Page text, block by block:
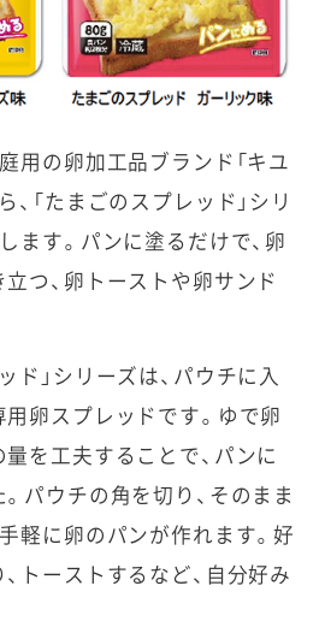
用の卵加工品ブランド「キユ
、「たまごのスプレッド」シリ
ます。パンに塗るだけで、卵
つ、卵トーストや卵サンド
ド」シリーズは、パウチに入
卵スプレッドです。ゆで卵
を工夫することで、パンに
パウチの角を切り、そのまま
軽に卵のパンが作れます。好
トーストするなど、自分好み